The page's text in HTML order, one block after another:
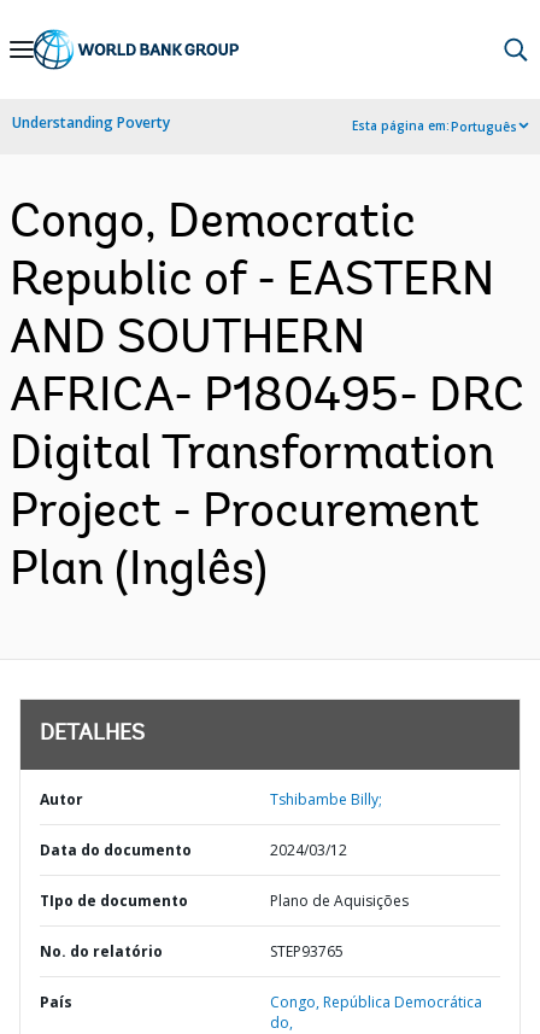
Skip
Navigation
Understanding Poverty Esta página em:Português
Congo, Democratic
Republic of - EASTERN
AND SOUTHERN
AFRICA- P180495- DRC
Digital Transformation
Project - Procurement
Plan (Inglês)
DETALHES
Autor Tshibambe Billy;
Data do documento 2024/03/12
TIpo de documento Plano de Aquisições
No. do relatório STEP93765
País Congo,República Democrática
do,